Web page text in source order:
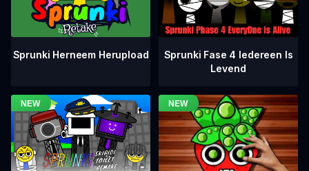
Sprunki Herneem Herupload
Sprunki Fase 4 Iedereen Is
Levend